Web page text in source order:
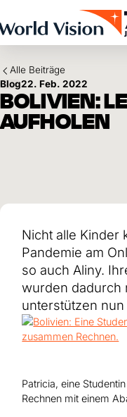
Patenschaft für Kinder in Not
Testament und Legat
Philanthropie
Erdbeben Venezuela
Hilfe für Ukraine
Hilfe für Sudan
Hilfe für Afghanistan
Alle Nothilfe-Projekte
Einsatzgebiete
Wirkung und Erfolge
Mittelverwendung
Jahresbericht und Finanzen
Afrika
Asien
Lateinamerika
Naher Osten und Europa
Alle Beiträge
Blog22. Feb. 2022
BOLIVIEN:
AUFHOLEN
Nicht alle Kinder
Pandemie am
so auch Aliny.
wurden dadurch
unterstützen
Patricia, eine
Rechnen mit einem